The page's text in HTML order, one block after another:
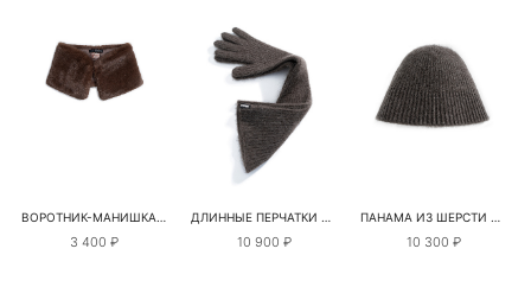
ВОРОТНИК-МАНИШКА ИЗ ЭКОМЕХА
3 400 ₽
ДЛИННЫЕ ПЕРЧАТКИ ИЗ ШЕРСТИ ЯКА
10 900 ₽
ПАНАМА ИЗ ШЕРСТИ ЯКА
10 300 ₽